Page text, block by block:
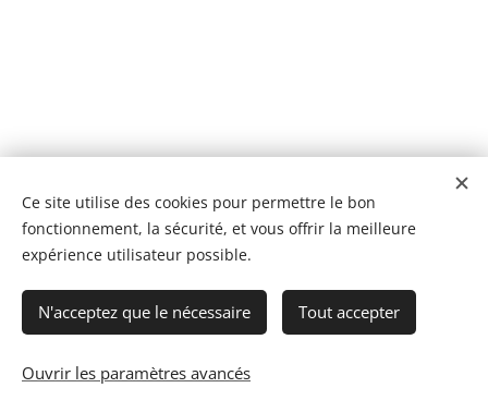
FORMATLAN - 1, allée des Vignes - 64340 BOUCAU -
contact@formatlan.co
524741998 - NDA Préfecture de Nouvelle Aquitaine :
75640505564
Ce site utilise des cookies pour permettre le bon
fonctionnement, la sécurité, et vous offrir la meilleure
expérience utilisateur possible.
N'acceptez que le nécessaire Tout accepter
Ouvrir les paramètres avancés